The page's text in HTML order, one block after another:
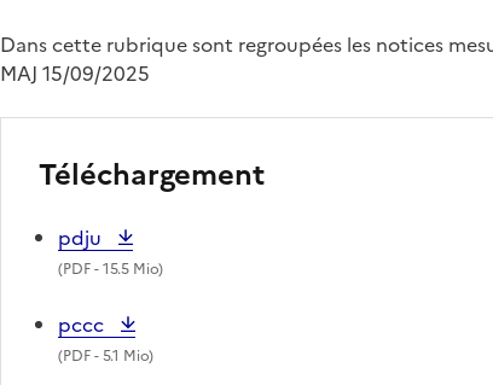
Dans cette rubrique sont regroupées les notices
MAJ 15/09/2025
Téléchargement
pdju
(PDF- 15.5 Mio)
pccc
(PDF- 5.1 Mio)